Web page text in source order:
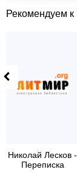
Рекомендуем
Николай Лесков -
Переписка